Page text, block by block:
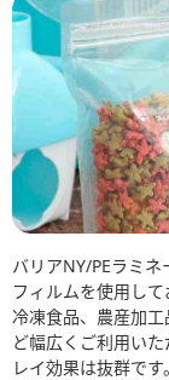
バリアNY/PEラミ
フィルムを使用して
冷凍食品、農産加
ど幅広くご利用い
レイ効果は抜群です。